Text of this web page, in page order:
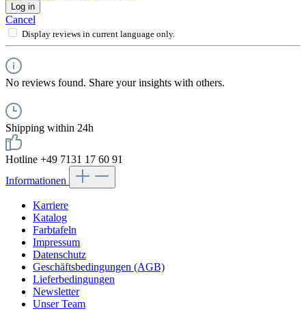
Log in
Cancel
Display reviews in current language only.
No reviews found. Share your insights with others.
Shipping within 24h
Hotline +49 7131 17 60 91
Informationen
Karriere
Katalog
Farbtafeln
Impressum
Datenschutz
Geschäftsbedingungen (AGB)
Lieferbedingungen
Newsletter
Unser Team